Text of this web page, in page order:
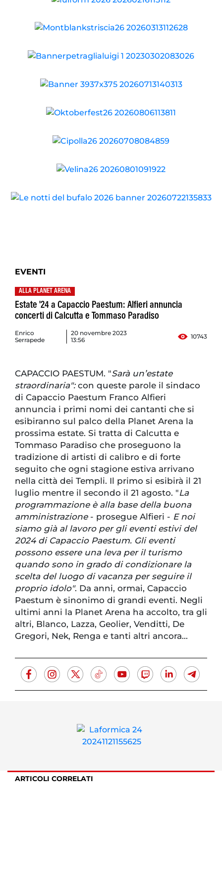
EVENTI
ALLA PLANET ARENA
Estate '24 a Capaccio Paestum: Alfieri annuncia
concerti di Calcutta e Tommaso Paradiso
Enrico
Serrapede
20 novembre 2023
13:56
10743
CAPACCIO PAESTUM. "Sarà un’estate
straordinaria":con queste parole il sindaco
di Capaccio Paestum Franco Alfieri
annuncia i primi nomi dei cantanti che si
esibiranno sul palco della Planet Arena la
prossima estate. Si tratta di Calcutta e
Tommaso Paradiso che proseguono la
tradizione di artisti di calibro e di forte
seguito che ogni stagione estiva arrivano
nella città dei Templi. Il primo si esibirà il 21
luglio mentre il secondo il 21 agosto. "La
programmazione è alla base della buona
amministrazione - prosegue Alfieri - E noi
siamo già al lavoro per gli eventi estivi del
2024 di Capaccio Paestum. Gli eventi
possono essere una leva per il turismo
quando sono in grado di condizionare la
scelta del luogo di vacanza per seguire il
proprio idolo". Da anni, ormai, Capaccio
Paestum è sinonimo di grandi eventi. Negli
ultimi anni la Planet Arena ha accolto, tra gli
altri, Blanco, Lazza, Geolier, Venditti, De
Gregori, Nek, Renga e tanti altri ancora...
ARTICOLI CORRELATI